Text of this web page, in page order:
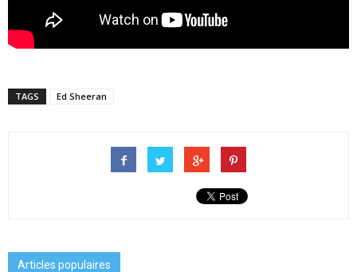
TAGS Ed Sheeran
Articles populaires